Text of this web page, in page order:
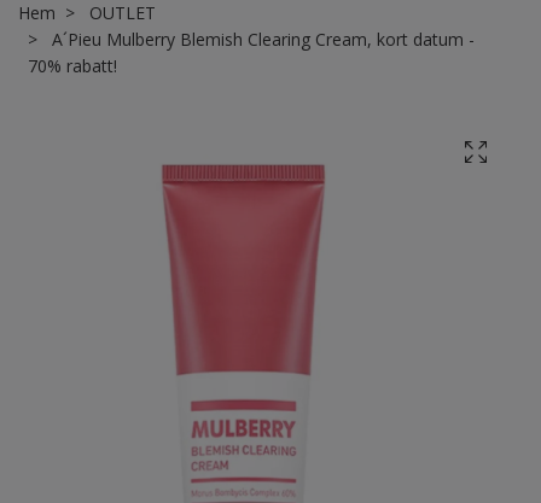
Hem
OUTLET
A´Pieu Mulberry Blemish Clearing Cream, kort datum -
70% rabatt!